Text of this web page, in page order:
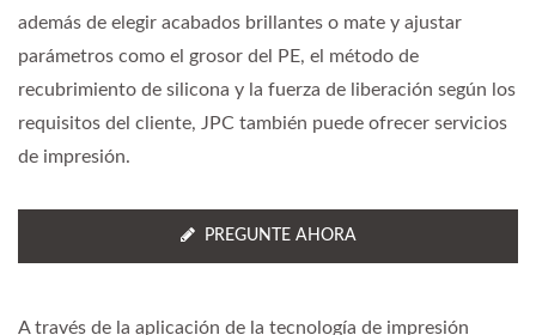
además de elegir acabados brillantes o mate y ajustar
parámetros como el grosor del PE, el método de
recubrimiento de silicona y la fuerza de liberación según los
requisitos del cliente, JPC también puede ofrecer servicios
de impresión.
PREGUNTE AHORA
A través de la aplicación de la tecnología de impresión